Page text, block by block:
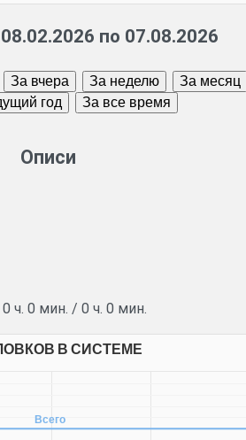
по 07.08.2026
Описи
0 ч. 0 мин. / 0 ч. 0 мин.
Всего
В СИСТЕМЕ